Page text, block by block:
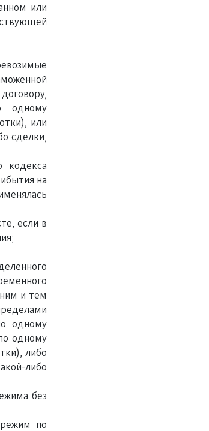
или
одному
или
сделки,
кодекса
на
если в
и тем
одному
одному
либо
либо
без
по